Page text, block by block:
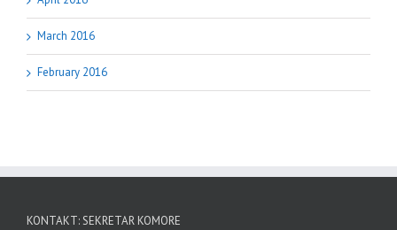
March 2016
February 2016
KONTAKT: SEKRETAR KOMORE